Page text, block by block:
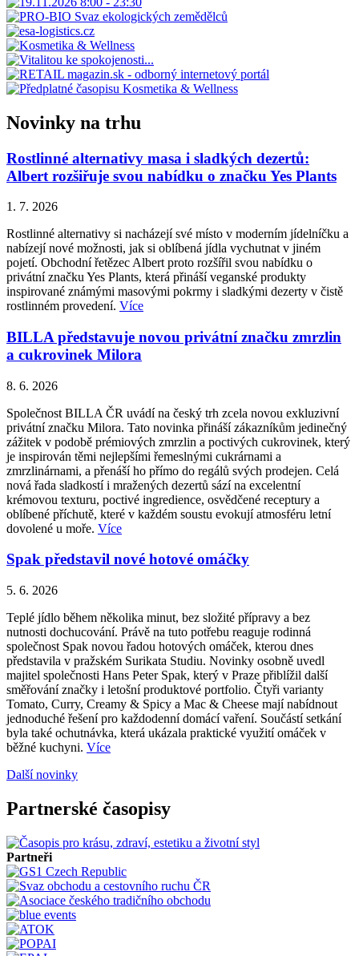
Novinky na trhu
Rostlinné alternativy masa i sladkých dezertů:
Albert rozšiřuje svou nabídku o značku Yes Plants
1. 7. 2026
Rostlinné alternativy si nacházejí své místo v moderním jídelníčku a
nabízejí nové možnosti, jak si oblíbená jídla vychutnat v jiném
pojetí. Obchodní řetězec Albert proto rozšířil svou nabídku o
privátní značku Yes Plants, která přináší veganské produkty
inspirované známými masovými pokrmy i sladkými dezerty v čistě
rostlinném provedení. Více
BILLA představuje novou privátní značku zmrzlin
a cukrovinek Milora
8. 6. 2026
Společnost BILLA ČR uvádí na český trh zcela novou exkluzivní
privátní značku Milora. Tato novinka přináší zákazníkům jedinečný
zážitek v podobě prémiových zmrzlin a poctivých cukrovinek, který
je inspirován těmi nejlepšími řemeslnými cukrárnami a
zmrzlinárnami, a přenáší ho přímo do regálů svých prodejen. Celá
nová řada sladkostí i mražených dezertů sází na excelentní
krémovou texturu, poctivé ingredience, osvědčené receptury a
oblíbené příchutě, které v každém soustu evokují atmosféru letní
dovolené u moře. Více
Spak představil nové hotové omáčky
5. 6. 2026
Teplé jídlo během několika minut, bez složité přípravy a bez
nutnosti dochucování. Právě na tuto potřebu reaguje rodinná
společnost Spak novou řadou hotových omáček, kterou dnes
představila v pražském Surikata Studiu. Novinky osobně uvedl
majitel společnosti Hans Peter Spak, který v Praze přiblížil další
směřování značky i letošní produktové portfolio. Čtyři varianty
Tomato, Curry, Creamy & Spicy a Mac & Cheese mají nabídnout
jednoduché řešení pro každodenní domácí vaření. Součástí setkání
byla také ochutnávka, která ukázala praktické využití omáček v
běžné kuchyni. Více
Další novinky
Partnerské časopisy
Partneři